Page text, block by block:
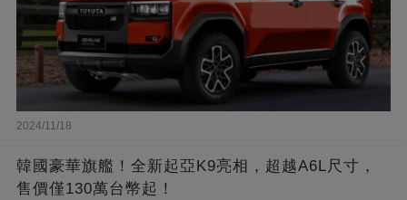
2024/11/18
韓國豪華旗艦！全新起亞K9亮相，超越A6L尺寸，
售價僅130萬台幣起！